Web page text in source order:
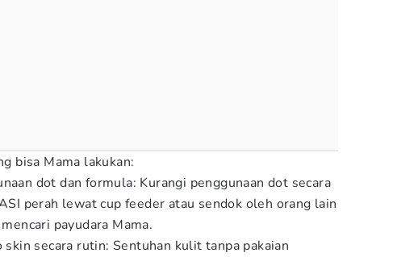
bisa Mama lakukan:
dot dan formula: Kurangi penggunaan dot secara
perah lewat cup feeder atau sendok oleh orang lain
payudara Mama.
skin secara rutin: Sentuhan kulit tanpa pakaian